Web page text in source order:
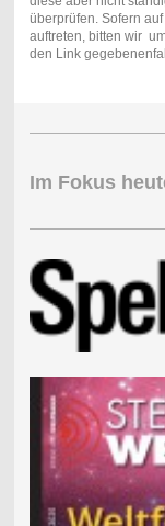
überprüfen. Sofern
auftreten, bitten wir
den Link
Im Fokus